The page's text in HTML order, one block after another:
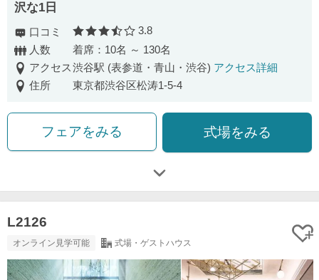
沢な1⽇
口コミ 口コミ評価
3.8
人数
着席：10名 ～ 130名
アクセス渋谷駅 (表参道・青山・渋谷) アクセス詳細
住所
東京都渋谷区松涛1-5-4
フェアをみる 式場をみる
L2126
オンライン見学可能 式場・ゲストハウス